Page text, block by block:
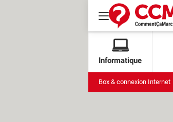
Informatique
Box & connexion Internet